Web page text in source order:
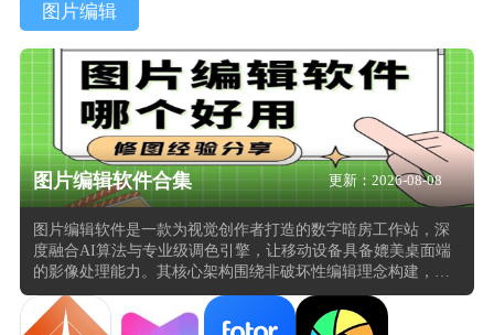
图片编辑
图片编辑软件合集 更新：2026-08-08
图片编辑软件是一款为视觉创作者打造的数字暗房工作站，深
度融合AI算法与专业级调色引擎，让移动设备具备媲美桌面端
的影像处理能力。其核心架构围绕非破坏性编辑理念构建，支
持RAW格式解析与16位色深处理，在保留原始图像数据完整性
的同时，实现曝光补偿、曲线微调、HSL分离等进阶操作。通